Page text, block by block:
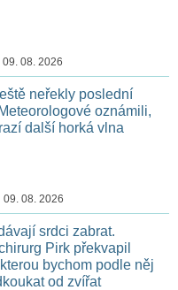
08. 2026
neřekly poslední
oznámili,
další horká vlna
08. 2026
srdci zabrat.
Pirk překvapil
bychom podle něj
od zvířat